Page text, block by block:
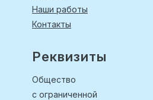
Наши работы
Контакты
Реквизиты
Общество
с ограниченной